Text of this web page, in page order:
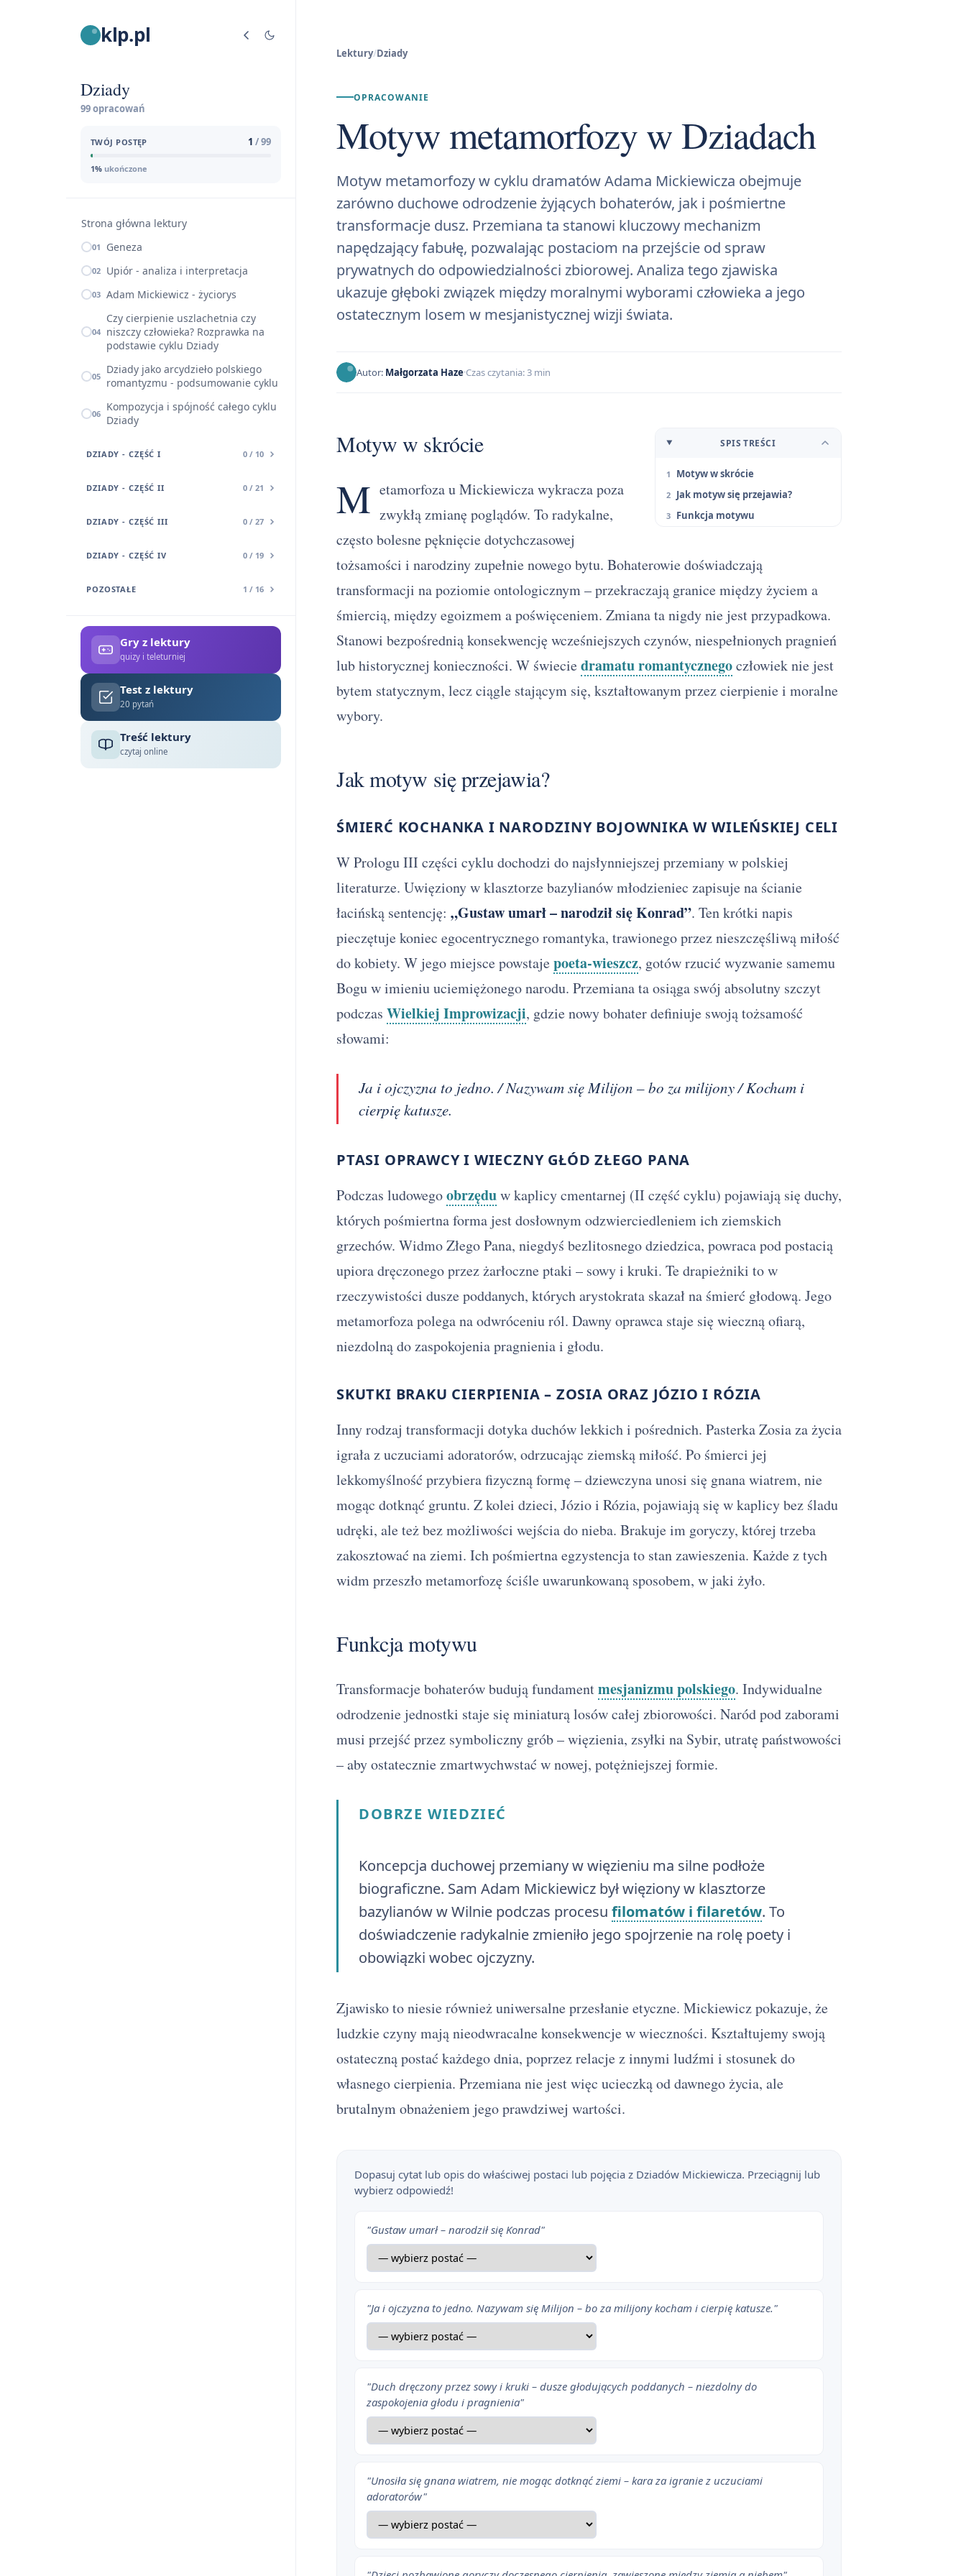
klp.pl
Dziady
99 opracowań
TWÓJ POSTĘP 1 / 99
1% ukończone
Strona główna lektury
01 Geneza
02 Upiór - analiza i interpretacja
03 Adam Mickiewicz - życiorys
04
Czy cierpienie uszlachetnia czy
niszczy człowieka? Rozprawka na
podstawie cyklu Dziady
05 Dziady jako arcydzieło polskiego
romantyzmu - podsumowanie cyklu
06 Kompozycja i spójność całego cyklu
Dziady
DZIADY - CZĘŚĆ I 0 / 10
DZIADY - CZĘŚĆ II 0 / 21
DZIADY - CZĘŚĆ III 0 / 27
DZIADY - CZĘŚĆ IV 0 / 19
POZOSTAŁE 1 / 16
Gry z lektury
quizy i teleturniej
Test z lektury
20 pytań
Treść lektury
czytaj online
Lektury/Dziady
OPRACOWANIE
Motyw metamorfozy w Dziadach
Motyw metamorfozy w cyklu dramatów Adama Mickiewicza obejmuje
zarówno duchowe odrodzenie żyjących bohaterów, jak i pośmiertne
transformacje dusz. Przemiana ta stanowi kluczowy mechanizm
napędzający fabułę, pozwalając postaciom na przejście od spraw
prywatnych do odpowiedzialności zbiorowej. Analiza tego zjawiska
ukazuje głęboki związek między moralnymi wyborami człowieka a jego
ostatecznym losem w mesjanistycznej wizji świata.
Autor: Małgorzata Haze Czas czytania: 3 min
SPIS TREŚCI
Motyw w skrócie
Jak motyw się przejawia?
Funkcja motywu
Motyw w skrócie
M etamorfoza u Mickiewicza wykracza poza
zwykłą zmianę poglądów. To radykalne,
często bolesne pęknięcie dotychczasowej
tożsamości i narodziny zupełnie nowego bytu. Bohaterowie doświadczają
transformacji na poziomie ontologicznym – przekraczają granice między życiem a
śmiercią, między egoizmem a poświęceniem. Zmiana ta nigdy nie jest przypadkowa.
Stanowi bezpośrednią konsekwencję wcześniejszych czynów, niespełnionych pragnień
lub historycznej konieczności. W świeciedramatu romantycznegoczłowiek nie jest
bytem statycznym, lecz ciągle stającym się, kształtowanym przez cierpienie i moralne
wybory.
Jak motyw się przejawia?
ŚMIERĆ KOCHANKA I NARODZINY BOJOWNIKA W WILEŃSKIEJ CELI
W Prologu III części cyklu dochodzi do najsłynniejszej przemiany w polskiej
literaturze. Uwięziony w klasztorze bazylianów młodzieniec zapisuje na ścianie
łacińską sentencję: „Gustaw umarł – narodził się Konrad”. Ten krótki napis
pieczętuje koniec egocentrycznego romantyka, trawionego przez nieszczęśliwą miłość
do kobiety. W jego miejsce powstajepoeta-wieszcz, gotów rzucić wyzwanie samemu
Bogu w imieniu uciemiężonego narodu. Przemiana ta osiąga swój absolutny szczyt
podczas Wielkiej Improwizacji, gdzie nowy bohater definiuje swoją tożsamość
słowami:
Ja i ojczyzna to jedno. / Nazywam się Milijon – bo za milijony / Kocham i
cierpię katusze.
PTASI OPRAWCY I WIECZNY GŁÓD ZŁEGO PANA
Podczas ludowegoobrzęduw kaplicy cmentarnej (II część cyklu) pojawiają się duchy,
których pośmiertna forma jest dosłownym odzwierciedleniem ich ziemskich
grzechów. Widmo Złego Pana, niegdyś bezlitosnego dziedzica, powraca pod postacią
upiora dręczonego przez żarłoczne ptaki – sowy i kruki. Te drapieżniki to w
rzeczywistości dusze poddanych, których arystokrata skazał na śmierć głodową. Jego
metamorfoza polega na odwróceniu ról. Dawny oprawca staje się wieczną ofiarą,
niezdolną do zaspokojenia pragnienia i głodu.
SKUTKI BRAKU CIERPIENIA – ZOSIA ORAZ JÓZIO I RÓZIA
Inny rodzaj transformacji dotyka duchów lekkich i pośrednich. Pasterka Zosia za życia
igrała z uczuciami adoratorów, odrzucając ziemską miłość. Po śmierci jej
lekkomyślność przybiera fizyczną formę – dziewczyna unosi się gnana wiatrem, nie
mogąc dotknąć gruntu. Z kolei dzieci, Józio i Rózia, pojawiają się w kaplicy bez śladu
udręki, ale też bez możliwości wejścia do nieba. Brakuje im goryczy, której trzeba
zakosztować na ziemi. Ich pośmiertna egzystencja to stan zawieszenia. Każde z tych
widm przeszło metamorfozę ściśle uwarunkowaną sposobem, w jaki żyło.
Funkcja motywu
Transformacje bohaterów budują fundamentmesjanizmu polskiego. Indywidualne
odrodzenie jednostki staje się miniaturą losów całej zbiorowości. Naród pod zaborami
musi przejść przez symboliczny grób – więzienia, zsyłki na Sybir, utratę państwowości
– aby ostatecznie zmartwychwstać w nowej, potężniejszej formie.
DOBRZE WIEDZIEĆ
Koncepcja duchowej przemiany w więzieniu ma silne podłoże
biograficzne. Sam Adam Mickiewicz był więziony w klasztorze
bazylianów w Wilnie podczas procesu filomatów i filaretów. To
doświadczenie radykalnie zmieniło jego spojrzenie na rolę poety i
obowiązki wobec ojczyzny.
Zjawisko to niesie również uniwersalne przesłanie etyczne. Mickiewicz pokazuje, że
ludzkie czyny mają nieodwracalne konsekwencje w wieczności. Kształtujemy swoją
ostateczną postać każdego dnia, poprzez relacje z innymi ludźmi i stosunek do
własnego cierpienia. Przemiana nie jest więc ucieczką od dawnego życia, ale
brutalnym obnażeniem jego prawdziwej wartości.
Dopasuj cytat lub opis do właściwej postaci lub pojęcia z Dziadów Mickiewicza. Przeciągnij lub
wybierz odpowiedź!
"Gustaw umarł – narodził się Konrad"
"Ja i ojczyzna to jedno. Nazywam się Milijon – bo za milijony kocham i cierpię katusze."
"Duch dręczony przez sowy i kruki – dusze głodujących poddanych – niezdolny do
zaspokojenia głodu i pragnienia"
"Unosiła się gnana wiatrem, nie mogąc dotknąć ziemi – kara za igranie z uczuciami
adoratorów"